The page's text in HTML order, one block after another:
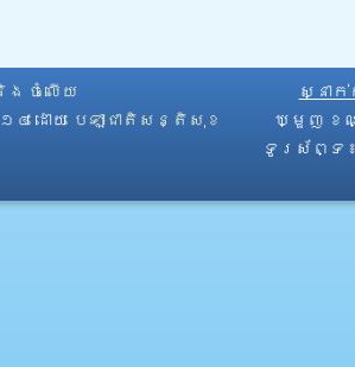
ចំលើយ
៤ ដោយ​ បេឡាជាតិសន្តិសុខ
ស្នាក់
ឃ្មួញ ខណ្
ទូរស័ព្ទ